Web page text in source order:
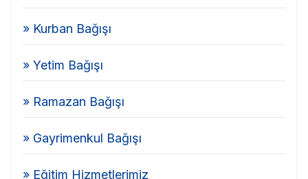
» Kurban Bağışı
» Yetim Bağışı
» Ramazan Bağışı
» Gayrimenkul Bağışı
» Eğitim Hizmetlerimiz